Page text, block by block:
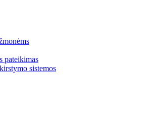
pateikimas
sistemos